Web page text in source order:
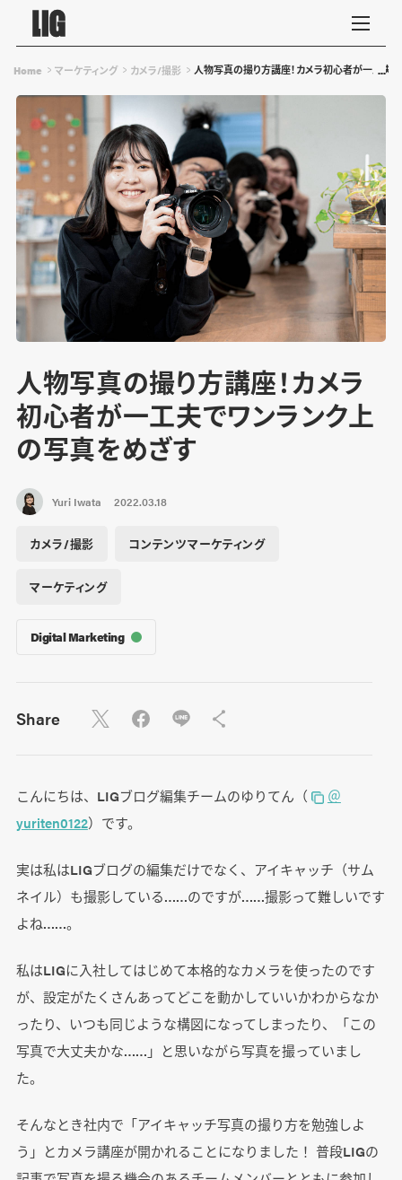
Home マーケティング カメラ/撮影 人物写真の撮り方講座！カメラ初心者が一工夫
人物写真の撮り方講座！カメラ
初心者が一工夫でワンランク上
の写真をめざす
Yuri Iwata 2022.03.18
カメラ/撮影 コンテンツマーケティング
マーケティング
Digital Marketing
Share
こんにちは、LIGブログ編集チームのゆりてん（
＠
yuriten0122）です。
実は私はLIGブログの編集だけでなく、アイキャッチ（サム
ネイル）も撮影している……のですが……撮影って難しいです
よね……。
私はLIGに入社してはじめて本格的なカメラを使ったのです
が、設定がたくさんあってどこを動かしていいかわからなか
ったり、いつも同じような構図になってしまったり、「この
写真で大丈夫かな……」と思いながら写真を撮っていまし
た。
そんなとき社内で「アイキャッチ写真の撮り方を勉強しよ
う」とカメラ講座が開かれることになりました！ 普段LIGの